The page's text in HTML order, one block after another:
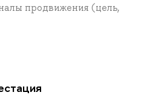
продвижения (цель,